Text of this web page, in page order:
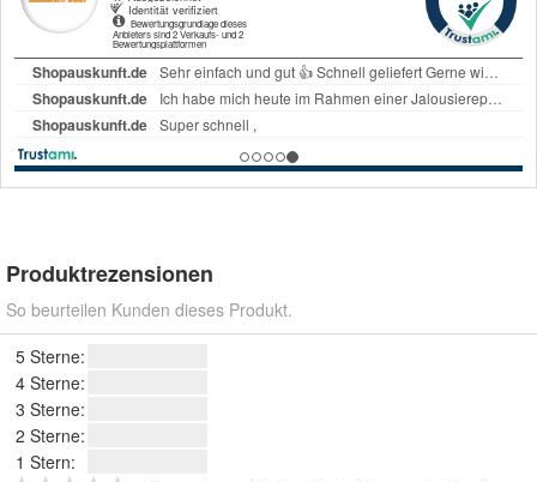
Produktrezensionen
So beurteilen Kunden dieses Produkt.
5 Sterne:
4 Sterne:
3 Sterne:
2 Sterne:
1 Stern: